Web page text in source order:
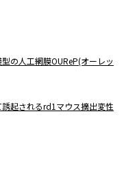
の人工網膜OUReP(オーレッ
起されるrd1マウス摘出変性